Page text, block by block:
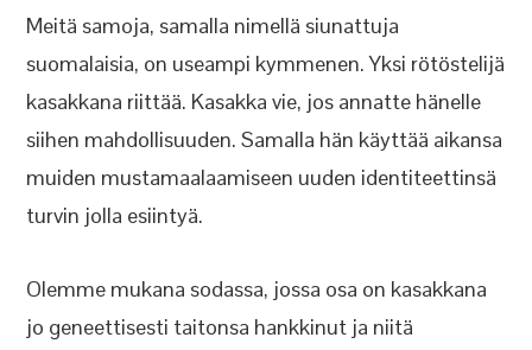
Meitä samoja, samalla nimellä siunattuja
suomalaisia, on useampi kymmenen. Yksi rötöstelijä
kasakkana riittää. Kasakka vie, jos annatte hänelle
siihen mahdollisuuden. Samalla hän käyttää aikansa
muiden mustamaalaamiseen uuden identiteettinsä
turvin jolla esiintyä.
Olemme mukana sodassa, jossa osa on kasakkana
jo geneettisesti taitonsa hankkinut ja niitä